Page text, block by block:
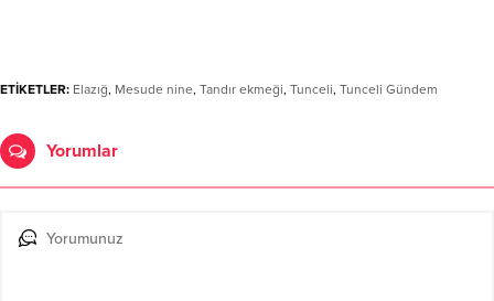
ETİKETLER: Elazığ, Mesude nine, Tandır ekmeği, Tunceli, Tunceli Gündem
Yorumlar